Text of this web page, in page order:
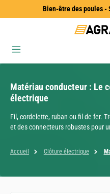
Passer au contenu principal
Bien-être des poules -
Matériau conducteur : Le
électrique
Fil, cordelette, ruban ou fil de fer.
et des connecteurs robustes pour
Accueil Clôture électrique